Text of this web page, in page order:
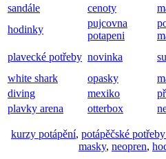
sandále
cenoty
hodinky
pujcovna
potapeni
plavecké potřeby novinka
white shark
opasky
diving
mexiko
plavky arena
otterbox
kurzy potápění, potápěčské
masky, neopren,